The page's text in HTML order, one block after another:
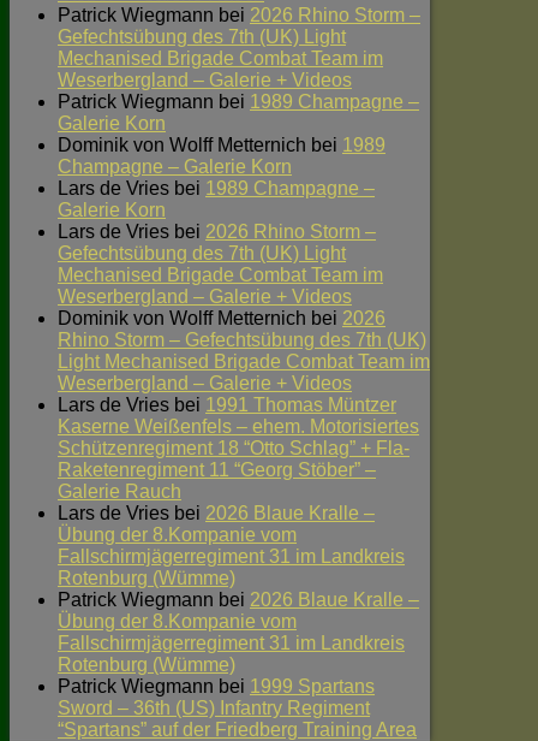
Patrick Wiegmann bei 2026 Rhino Storm –
Gefechtsübung des 7th (UK) Light
Mechanised Brigade Combat Team im
Weserbergland – Galerie + Videos
Patrick Wiegmann bei 1989 Champagne –
Galerie Korn
Dominik von Wolff Metternich bei 1989
Champagne – Galerie Korn
Lars de Vries bei 1989 Champagne –
Galerie Korn
Lars de Vries bei 2026 Rhino Storm –
Gefechtsübung des 7th (UK) Light
Mechanised Brigade Combat Team im
Weserbergland – Galerie + Videos
Dominik von Wolff Metternich bei 2026
Rhino Storm – Gefechtsübung des 7th (UK)
Light Mechanised Brigade Combat Team im
Weserbergland – Galerie + Videos
Lars de Vries bei 1991 Thomas Müntzer
Kaserne Weißenfels – ehem. Motorisiertes
Schützenregiment 18 “Otto Schlag” + Fla-
Raketenregiment 11 “Georg Stöber” –
Galerie Rauch
Lars de Vries bei 2026 Blaue Kralle –
Übung der 8.Kompanie vom
Fallschirmjägerregiment 31 im Landkreis
Rotenburg (Wümme)
Patrick Wiegmann bei 2026 Blaue Kralle –
Übung der 8.Kompanie vom
Fallschirmjägerregiment 31 im Landkreis
Rotenburg (Wümme)
Patrick Wiegmann bei 1999 Spartans
Sword – 36th (US) Infantry Regiment
“Spartans” auf der Friedberg Training Area